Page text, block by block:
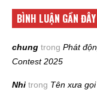
BÌNH LUẬN GẦN ĐÂY
chung trong Phát
Contest 2025
Nhi trong Tên xưa